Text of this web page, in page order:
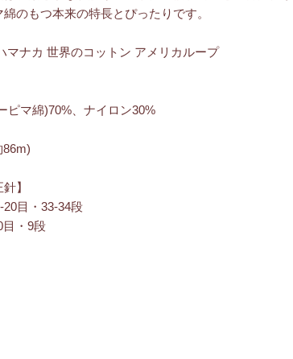
綿のもつ本来の特長とぴったりです。
マナカ 世界のコットン アメリカループ
マ綿)70%、ナイロン30%
】
20目・33-34段
目・9段